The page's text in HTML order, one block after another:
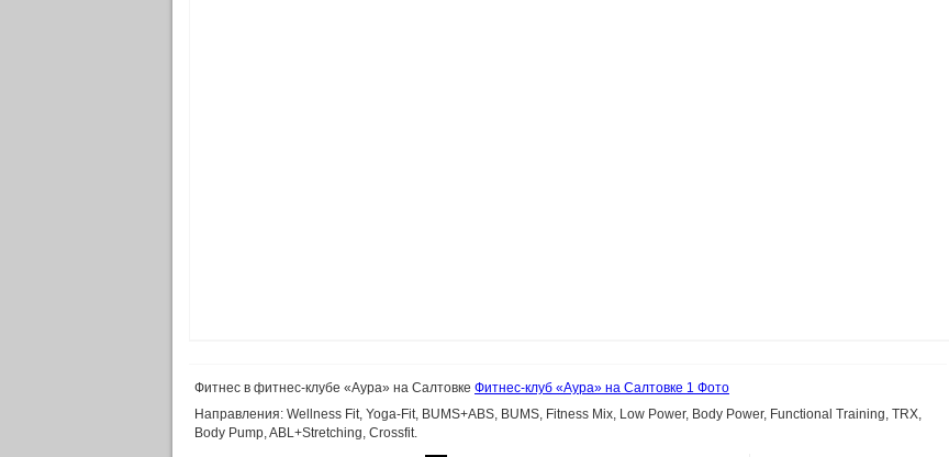
Фитнес в фитнес-клубе «Аура» на Салтовке Фитнес-клуб «Аура» на Салтовке 1 Фото
Направления: Wellness Fit, Yoga-Fit, BUMS+ABS, BUMS, Fitness Mix, Low Power, Body Power, Functional Training, TRX,
Body Pump, ABL+Stretching, Crossfit.